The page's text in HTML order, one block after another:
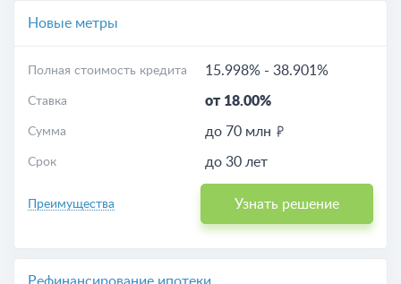
Новые метры
Полная стоимость кредита 15.998% - 38.901%
Ставка от 18.00%
Сумма до 70 млн
Срок до 30 лет
Преимущества Узнать решение